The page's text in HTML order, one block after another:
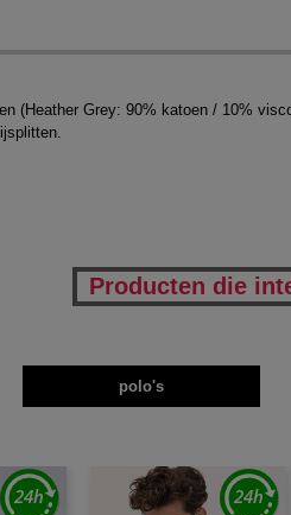
(Heather Grey: 90% katoen / 10%
Producten die
polo's